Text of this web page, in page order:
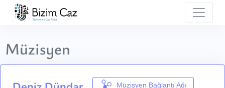
Müzisyen
Müzisyen Bağlantı Ağı